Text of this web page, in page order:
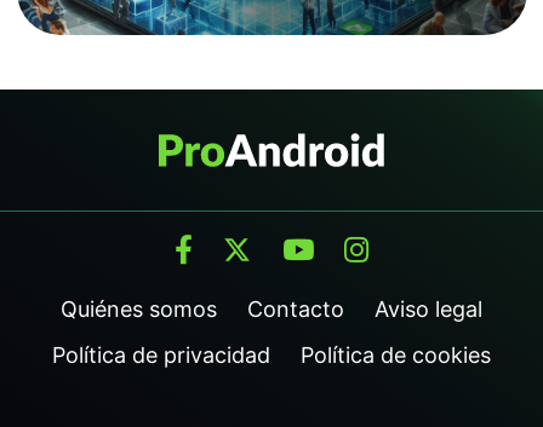
Quiénes somos Contacto
Aviso legal
Política de privacidad
Política de cookies